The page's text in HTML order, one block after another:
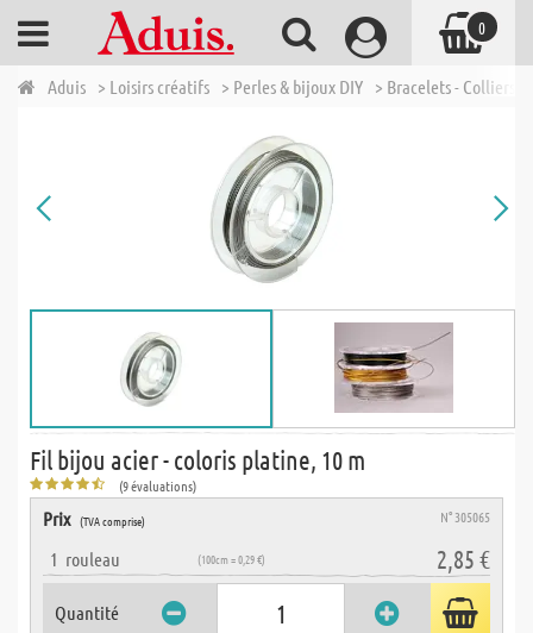
Aduis > Loisirs créatifs > Perles & bijoux DIY > Bracelets - Colliers -
Fil bijou acier - coloris platine, 10 m
(9 évaluations)
Prix (TVA comprise) N° 305065
1 rouleau (100cm = 0,29 €) 2,85 €
Quantité
0